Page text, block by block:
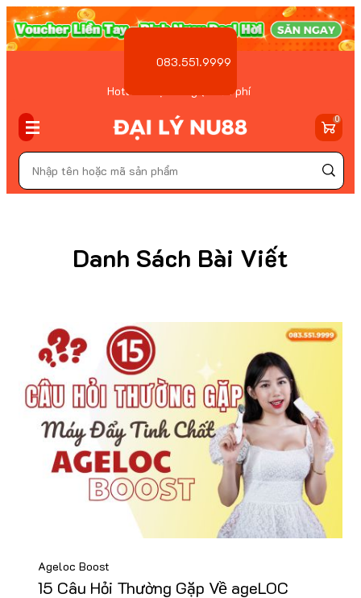
Hotline Đặt hàng ( Miễn phí
083.551.9999
0
Danh Sách Bài Viết
Ageloc Boost
15 Câu Hỏi Thường Gặp Về ageLOC